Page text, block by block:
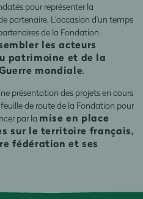
pour représenter la
partenaire. L’occasion d’un temps
de la Fondation
les acteurs
patrimoine et de la
mondiale.
présentation des projets en cours
de route de la Fondation pour
par la mise en place
sur le territoire français,
fédération et ses